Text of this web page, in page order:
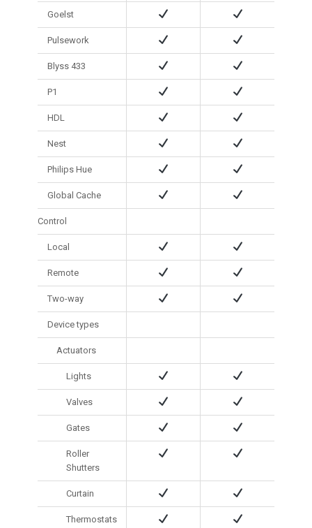
Goelst
Pulsework
Blyss 433
P1
HDL
Nest
Philips Hue
Global Cache
Control
Local
Remote
Two-way
Device types
Actuators
Lights
Valves
Gates
Roller
Shutters
Curtain
Thermostats